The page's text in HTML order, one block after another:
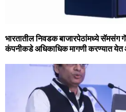
भारतातील निवडक बाजारपेठांमध्ये
कंपनीकडे अधिकाधिक मागणी करण्‍यात